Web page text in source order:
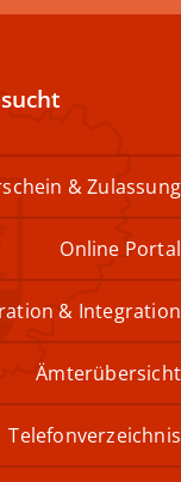
& Zulassung
Online Portal
& Integration
Ämterübersicht
Telefonverzeichnis